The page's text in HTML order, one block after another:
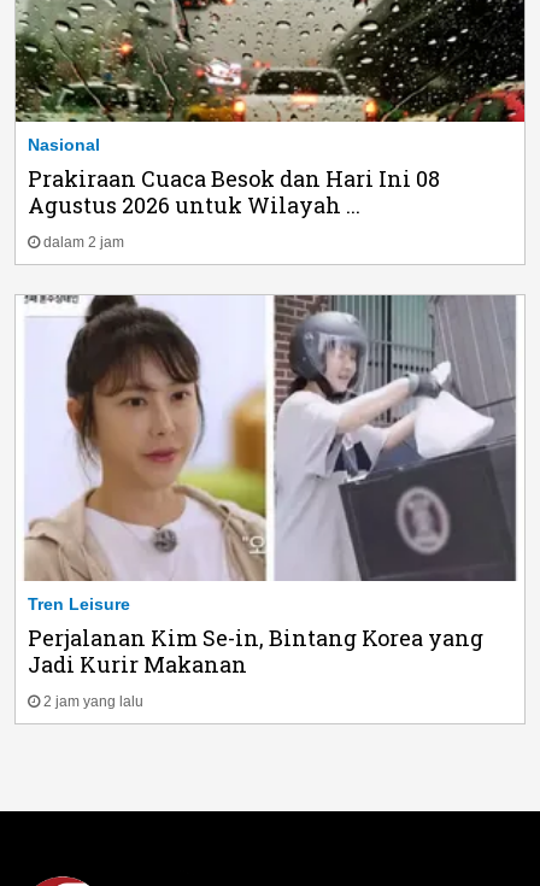
Nasional
Prakiraan Cuaca Besok dan Hari Ini 08
Agustus 2026 untuk Wilayah ...
dalam 2 jam
Tren Leisure
Perjalanan Kim Se-in, Bintang Korea yang
Jadi Kurir Makanan
2 jam yang lalu